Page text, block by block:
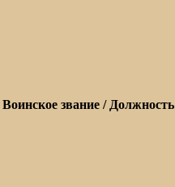
Воинское звание / Должность